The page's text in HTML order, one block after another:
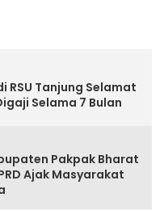
RSU Tanjung Selamat
Selama 7 Bulan
Pakpak Bharat
Ajak Masyarakat